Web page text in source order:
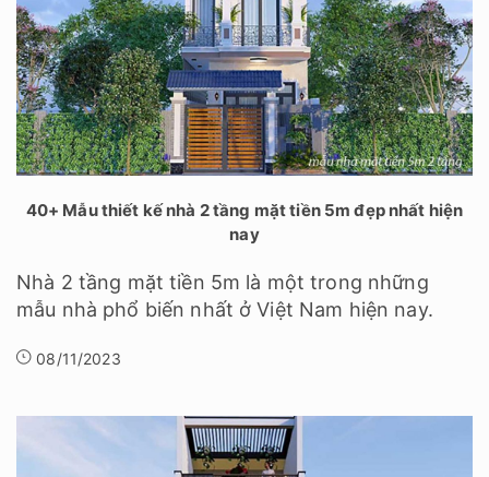
40+ Mẫu thiết kế nhà 2 tầng mặt tiền 5m đẹp nhất hiện
nay
Nhà 2 tầng mặt tiền 5m là một trong những
mẫu nhà phổ biến nhất ở Việt Nam hiện nay.
08/11/2023